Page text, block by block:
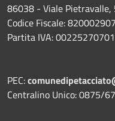
86038 - Viale Pietravalle,
Codice Fiscale:
Partita IVA: 00225270701
PEC:
Centralino Unico: 0875/